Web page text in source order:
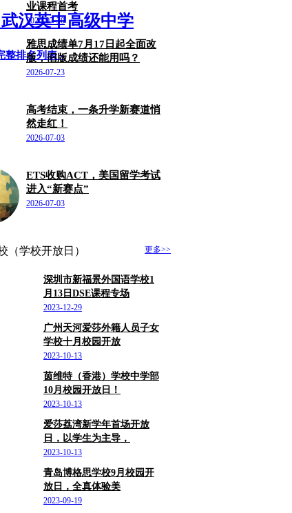
武汉英中高级中学
整排名列表 »
业课程首考
2026-07-30
雅思成绩单7月17日起全面改
版，旧版成绩还能用吗？
2026-07-23
高考结束，一条升学新赛道悄
然走红！
2026-07-03
ETS收购ACT，美国留学考试
进入“新赛点”
2026-07-03
（学校开放日） 更多>>
市
深圳市新福景外国语学校1
月13日DSE课程专场
2023-12-29
广州天河爱莎外籍人员子女
学校十月校园开放
2023-10-13
茵维特（香港）学校中学部
10月校园开放日！
2023-10-13
市
爱莎荔湾新学年首场开放
日，以学生为主导，
2023-10-13
青岛博格思学校9月校园开
放日，全真体验美
2023-09-19